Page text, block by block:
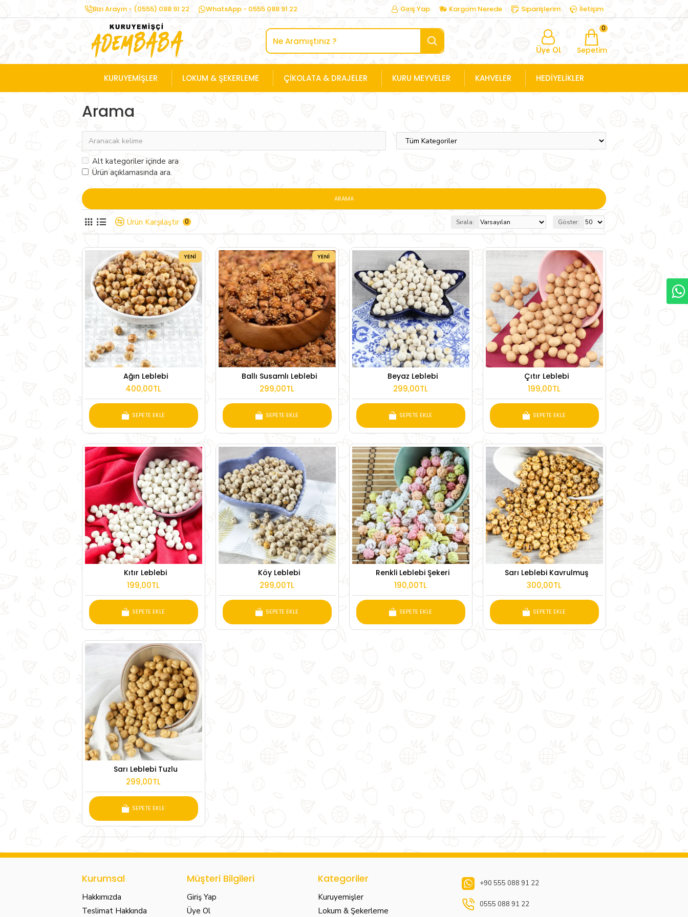
Bizi Arayın - (0555) 088 91 22 WhatsApp - 0555 088 91 22 Giriş Yap Kargom Nerede Siparişlerim İletişim
Üye Ol Sepetim
0
KURUYEMİŞLER LOKUM & ŞEKERLEME ÇIKOLATA & DRAJELER KURU MEYVELER KAHVELER HEDİYELİKLER
Arama
Alt kategoriler içinde ara
Ürün açıklamasında ara.
ARAMA
Ürün Karşılaştır 0 Sırala: Göster:
YENI
Ağın Leblebi
400,00TL
SEPETE EKLE
YENI
Ballı Susamlı Leblebi
299,00TL
SEPETE EKLE
Beyaz Leblebi
299,00TL
SEPETE EKLE
Çıtır Leblebi
199,00TL
SEPETE EKLE
Kıtır Leblebi
199,00TL
SEPETE EKLE
Köy Leblebi
299,00TL
SEPETE EKLE
Renkli Leblebi Şekeri
190,00TL
SEPETE EKLE
Sarı Leblebi Kavrulmuş
300,00TL
SEPETE EKLE
Sarı Leblebi Tuzlu
299,00TL
SEPETE EKLE
Kurumsal
Hakkımızda
Teslimat Hakkında
Müşteri Bilgileri
Giriş Yap
Üye Ol
Kategoriler
Kuruyemişler
Lokum & Şekerleme
+90 555 088 91 22
0555 088 91 22